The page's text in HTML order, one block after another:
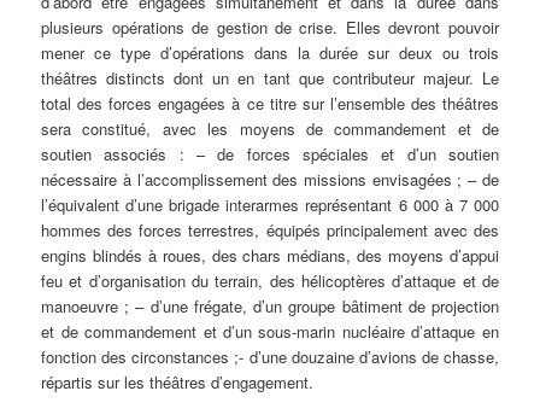
plusieurs opérations de gestion de crise. Elles devront pouvoir
mener ce type d’opérations dans la durée sur deux ou trois
théâtres distincts dont un en tant que contributeur majeur. Le
total des forces engagées à ce titre sur l’ensemble des théâtres
sera constitué, avec les moyens de commandement et de
soutien associés : – de forces spéciales et d’un soutien
nécessaire à l’accomplissement des missions envisagées ; – de
l’équivalent d’une brigade interarmes représentant 6 000 à 7 000
hommes des forces terrestres, équipés principalement avec des
engins blindés à roues, des chars médians, des moyens d’appui
feu et d’organisation du terrain, des hélicoptères d’attaque et de
manoeuvre ; – d’une frégate, d’un groupe bâtiment de projection
et de commandement et d’un sous-marin nucléaire d’attaque en
fonction des circonstances ;- d’une douzaine d’avions de chasse,
répartis sur les théâtres d’engagement.